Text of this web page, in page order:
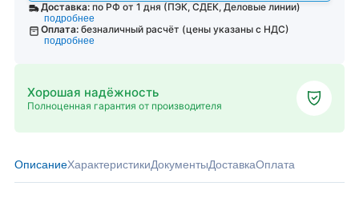
Доставка: по РФ от 1 дня (ПЭК, СДЕК, Деловые линии)
подробнее
Оплата: безналичный расчёт (цены указаны с НДС)
подробнее
Хорошая надёжность
Полноценная гарантия от производителя
ОписаниеХарактеристикиДокументыДоставкаОплата